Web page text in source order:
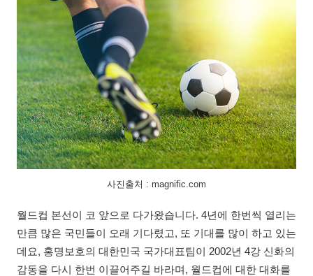
사진출처 : magnific.com
월드컵 본선이 코 앞으로 다가왔습니다. 4년에 한번씩 열리는
만큼 많은 국민들이 오래 기다렸고, 또 기대를 많이 하고 있는
데요, 홍명보호의 대한민국 국가대표팀이 2002년 4강 신화의
감동을 다시 한번 이끌어주길 바라며, 월드컵에 대한 대화를